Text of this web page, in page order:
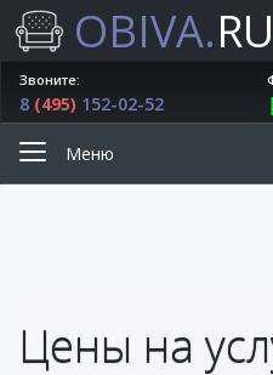
OBIVA.RU
Звоните:
8 (495) 152-02-52
Меню
Цены на